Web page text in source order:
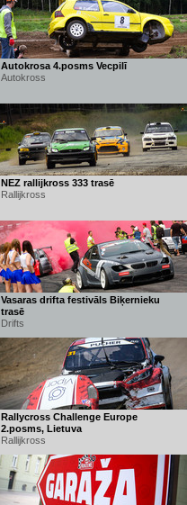
Autokrosa 4.posms Vecpilī
Autokross
NEZ rallijkross 333 trasē
Rallijkross
Vasaras drifta festivāls Biķernieku
trasē
Drifts
Rallycross Challenge Europe
2.posms, Lietuva
Rallijkross